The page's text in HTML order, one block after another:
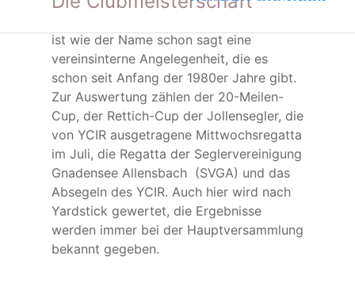
ist wie der Name schon sagt eine
vereinsinterne Angelegenheit, die es
schon seit Anfang der 1980er Jahre gibt.
Zur Auswertung zählen der 20-Meilen-
Cup, der Rettich-Cup der Jollensegler, die
von YCIR ausgetragene Mittwochsregatta
im Juli, die Regatta der Seglervereinigung
Gnadensee Allensbach (SVGA) und das
Absegeln des YCIR. Auch hier wird nach
Yardstick gewertet, die Ergebnisse
werden immer bei der Hauptversammlung
bekannt gegeben.